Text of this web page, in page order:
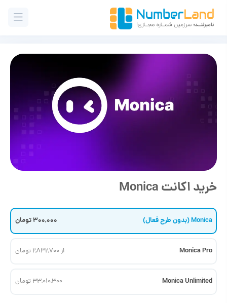
خرید اکانت Monica
Monica (بدون طرح فعال) 300,000 تومان
Monica Pro از 2,832,700 تومان
Monica Unlimited 33,010,300 تومان